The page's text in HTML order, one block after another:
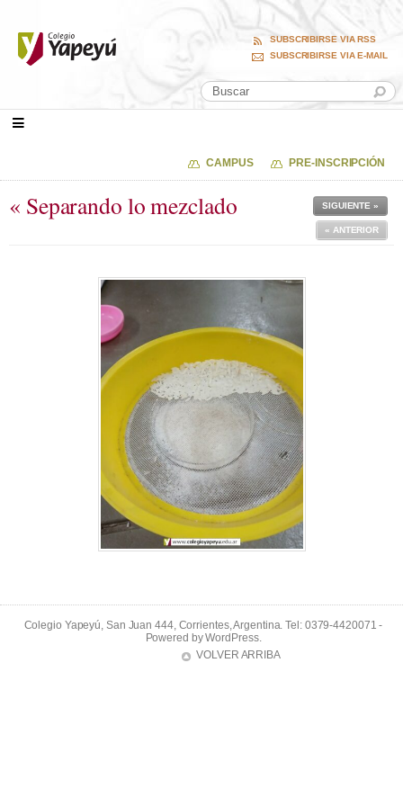
SUBSCRIBIRSE VIA RSS
SUBSCRIBIRSE VIA E-MAIL
CAMPUS PRE-INSCRIPCIÓN
« Separando lo mezclado SIGUIENTE »
« ANTERIOR
Colegio Yapeyú, San Juan 444, Corrientes, Argentina. Tel: 0379-4420071 -
Powered byWordPress.
VOLVER ARRIBA